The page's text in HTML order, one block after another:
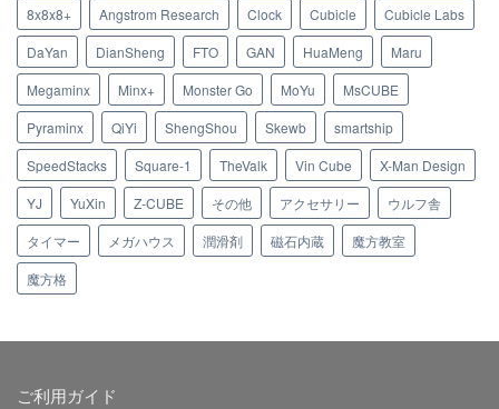
8x8x8+
Angstrom Research Clock Cubicle
Cubicle Labs
DaYan
DianSheng FTO GAN HuaMeng
Maru
Megaminx
Minx+ Monster Go MoYu
MsCUBE
Pyraminx
QiYi ShengShou Skewb
smartship
SpeedStacks
Square-1 TheValk Vin Cube
X-Man Design
YJ
YuXin Z-CUBE その他 アクセサリー
ウルフ舎
タイマー
メガハウス 潤滑剤 磁石内蔵
魔方教室
魔方格
ご利用ガイド